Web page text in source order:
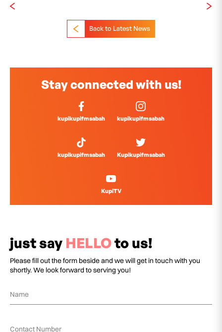
Back to Latest News
Stay connected with us!
kupikupifmsabah kupikupifmsabah
kupikupifmsabah Kupikupifmsabah
KupiTV
just say HELLOto us!
Please fill out the form beside and we will get in touch with you
shortly. We look forward to serving you!